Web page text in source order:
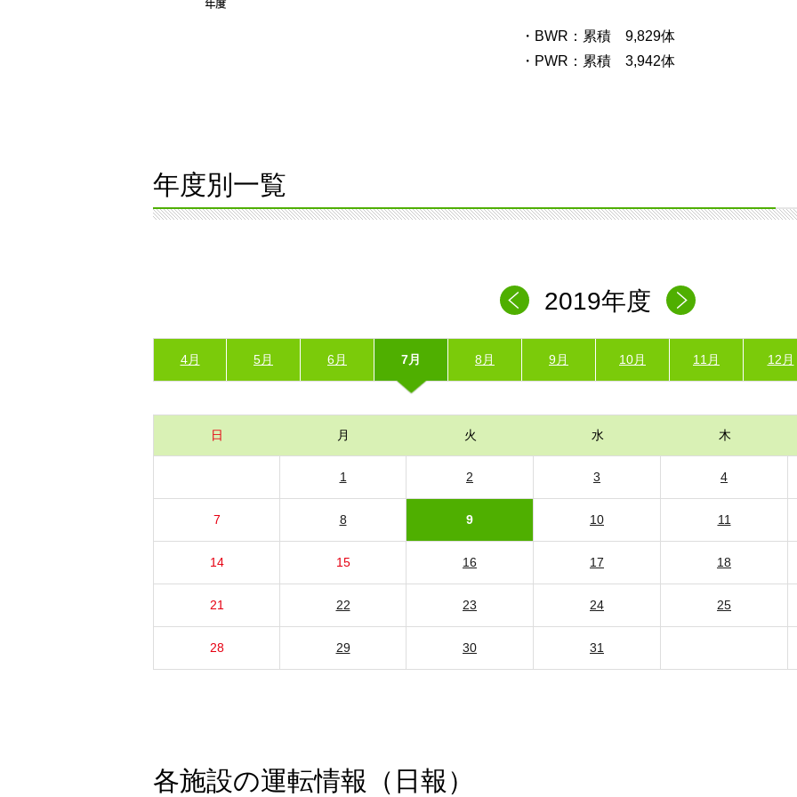
・BWR：累積 9,829体
・PWR：累積 3,942体
年度別一覧
2019年度
4月 5月 6月 7月 8月 9月 10月 11月 12月
日 月 火 水 木
1 2 3 4
7 8 9 10 11
14 15 16 17 18
21 22 23 24 25
28 29 30 31
各施設の運転情報（日報）